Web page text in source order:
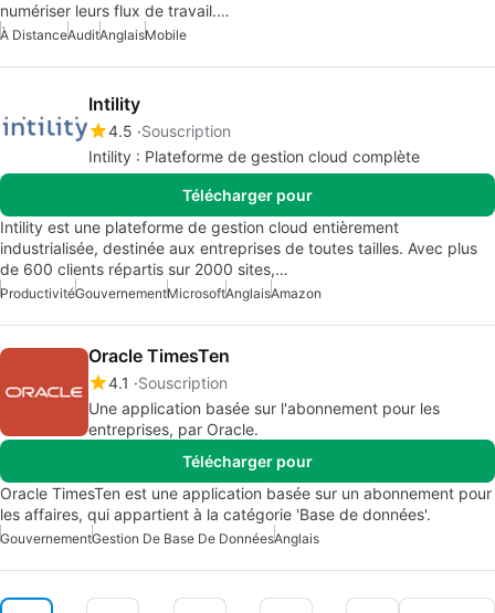
numériser leurs flux de travail.…
À DistanceAuditAnglaisMobile
Intility
4.5 Souscription
Intility : Plateforme de gestion cloud complète
Télécharger pour
Intility est une plateforme de gestion cloud entièrement
industrialisée, destinée aux entreprises de toutes tailles. Avec plus
de 600 clients répartis sur 2000 sites,…
ProductivitéGouvernementMicrosoftAnglaisAmazon
Oracle TimesTen
4.1
Souscription
Une application basée sur l'abonnement pour les
entreprises, par Oracle.
Télécharger pour
Oracle TimesTen est une application basée sur un abonnement pour
les affaires, qui appartient à la catégorie 'Base de données'.
GouvernementGestion De Base De DonnéesAnglais